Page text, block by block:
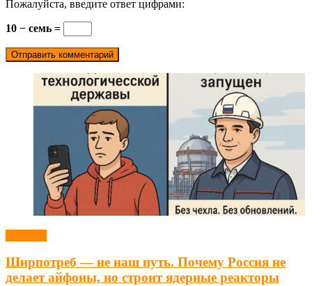
Пожалуйста, введите ответ цифрами:
10 − семь =
Ширпотреб — не наш путь. Почему Россия не
делает айфоны, но строит ядерные реакторы